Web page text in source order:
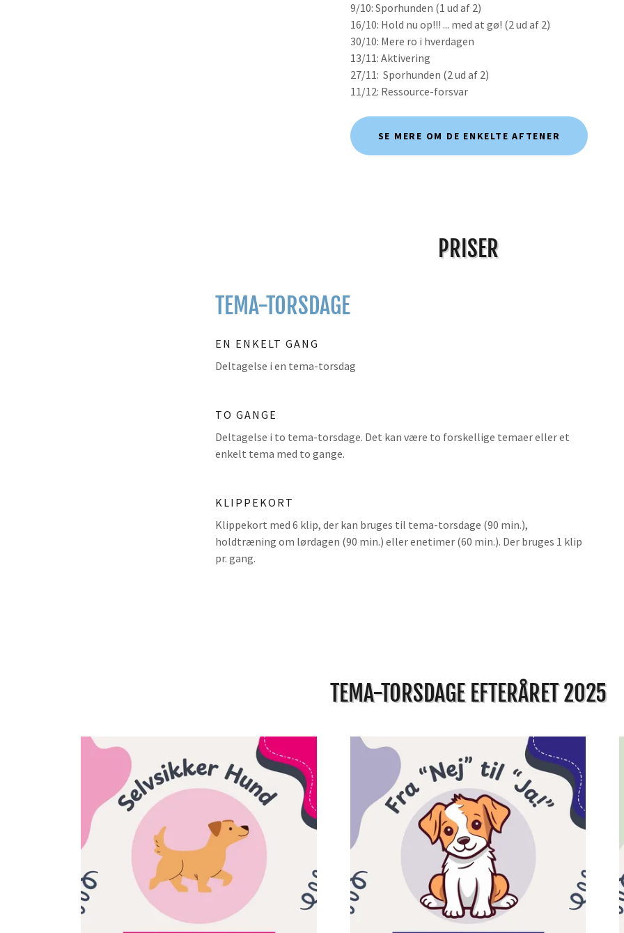
9/10: Sporhunden (1 ud af 2)
16/10: Hold nu op!!! ... med at gø! (2 ud af 2)
30/10: Mere ro i hverdagen
13/11: Aktivering
27/11: Sporhunden (2 ud af 2)
11/12: Ressource-forsvar
SE MERE OM DE ENKELTE AFTENER
PRISER
TEMA-TORSDAGE
EN ENKELT GANG
Deltagelse i en tema-torsdag
TO GANGE
Deltagelse i to tema-torsdage. Det kan være to forskellige temaer eller et
enkelt tema med to gange.
KLIPPEKORT
Klippekort med 6 klip, der kan bruges til tema-torsdage (90 min.),
holdtræning om lørdagen (90 min.) eller enetimer (60 min.). Der bruges 1 klip
pr. gang.
TEMA-TORSDAGE EFTERÅRET 2025